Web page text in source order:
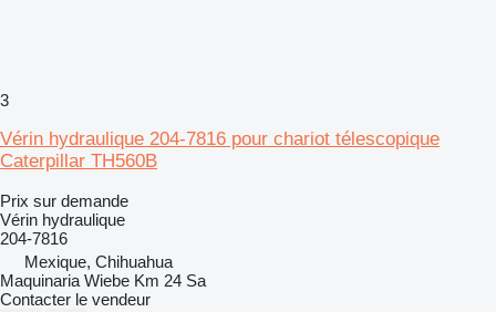
3
Vérin hydraulique 204-7816 pour chariot télescopique
Caterpillar TH560B
Prix sur demande
Vérin hydraulique
204-7816
Mexique, Chihuahua
Maquinaria Wiebe Km 24 Sa
Contacter le vendeur